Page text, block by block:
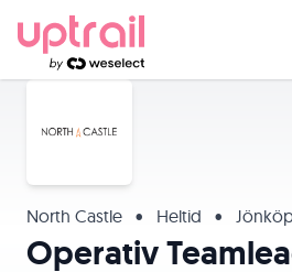
North Castle • Heltid •
Operativ